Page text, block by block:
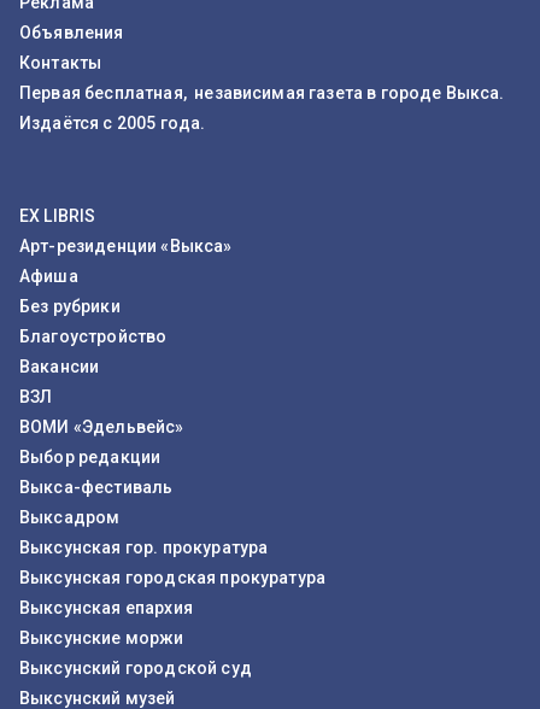
Объявления
Контакты
Первая бесплатная, независимая газета в городе Выкса.
Издаётся с 2005 года.
EX LIBRIS
Арт-резиденции «Выкса»
Афиша
Без рубрики
Благоустройство
Вакансии
ВЗЛ
ВОМИ «Эдельвейс»
Выбор редакции
Выкса-фестиваль
Выксадром
Выксунская гор. прокуратура
Выксунская городская прокуратура
Выксунская епархия
Выксунские моржи
Выксунский городской суд
Выксунский музей